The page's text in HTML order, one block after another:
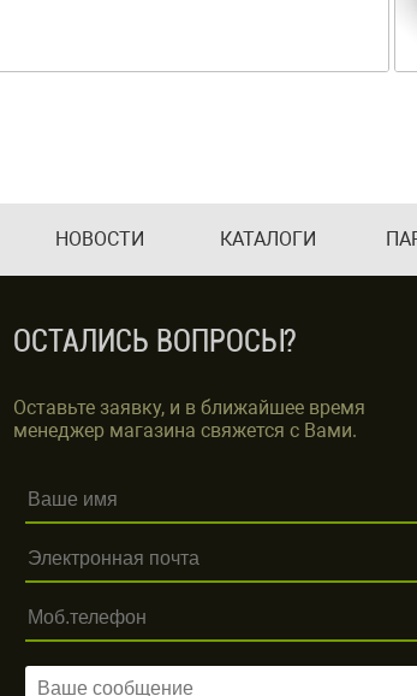
НОВОСТИ КАТАЛОГИ
ОСТАЛИСЬ ВОПРОСЫ?
Оставьте заявку, и в ближайшее время
менеджер магазина свяжется с Вами.